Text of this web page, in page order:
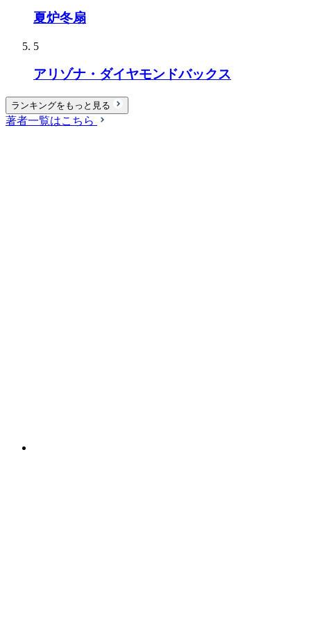
夏炉冬扇
5
アリゾナ・ダイヤモンドバックス
ランキングをもっと見る
著者一覧はこちら